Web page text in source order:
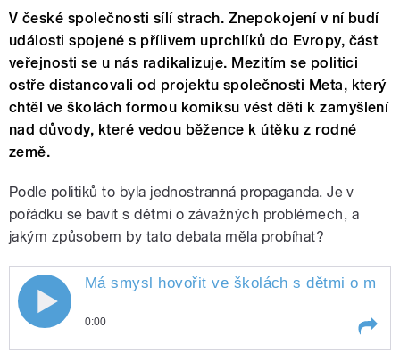
V české společnosti sílí strach. Znepokojení v ní budí
události spojené s přílivem uprchlíků do Evropy, část
veřejnosti se u nás radikalizuje. Mezitím se politici
ostře distancovali od projektu společnosti Meta, který
chtěl ve školách formou komiksu vést děti k zamyšlení
nad důvody, které vedou běžence k útěku z rodné
země.
Podle politiků to byla jednostranná propaganda. Je v
pořádku se bavit s dětmi o závažných problémech, a
jakým způsobem by tato debata měla probíhat?
Má smysl hovořit ve školách s dětmi o
0:00